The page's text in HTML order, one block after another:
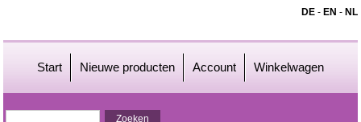
DE- EN - NL
Start Nieuwe producten Account Winkelwagen